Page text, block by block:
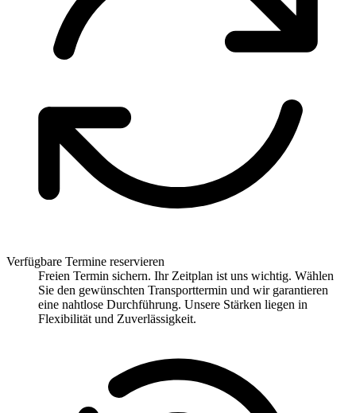
Verfügbare Termine reservieren
Freien Termin sichern. Ihr Zeitplan ist uns wichtig. Wählen
Sie den gewünschten Transporttermin und wir garantieren
eine nahtlose Durchführung. Unsere Stärken liegen in
Flexibilität und Zuverlässigkeit.